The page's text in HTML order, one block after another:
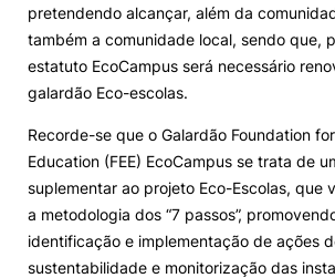
©2026 Instituto Politécnico de Coimbra. Todos os
pretendendo alcançar, além da
também a comunidade local, sendo que,
estatuto EcoCampus será necessário
galardão Eco-escolas.
Recorde-se que o Galardão Foundation
Education (FEE) EcoCampus se trata de
suplementar ao projeto Eco-Escolas, que
a metodologia dos “7 passos”,
identificação e implementação de ações
sustentabilidade e monitorização das